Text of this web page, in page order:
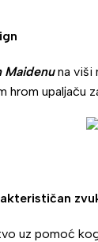
Maidenuna viši
hrom upaljaču
uz pomoć